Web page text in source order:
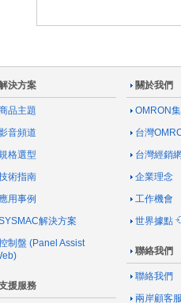
決方案
品主題
音頻道
格選型
術指南
應用事例
解決方案
制盤 (Panel Assist
援服務
關於我們
OMRON
台灣
台灣經銷
企業理念
工作機會
世界據點
聯絡我們
聯絡我們
兩岸顧客